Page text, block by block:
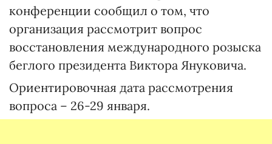
конференции сообщил о том, что
организация рассмотрит вопрос
восстановления международного розыска
беглого президента Виктора Януковича.
Ориентировочная дата рассмотрения
вопроса – 26-29 января.